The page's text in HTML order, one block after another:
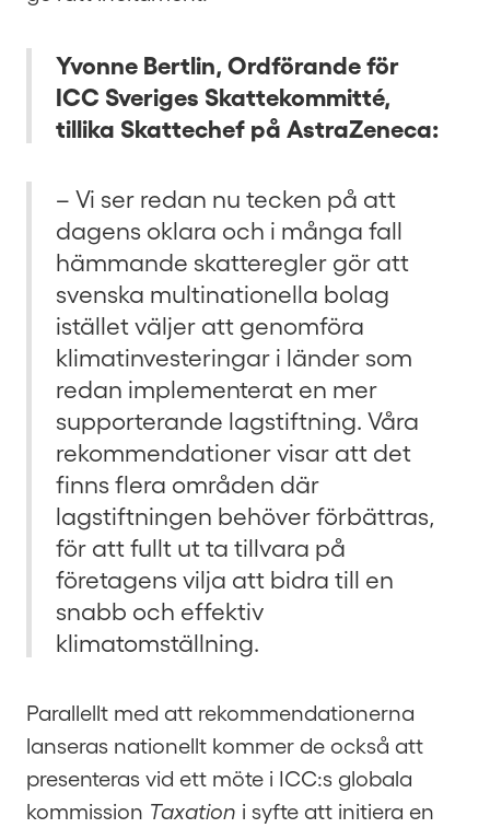
Yvonne Bertlin, Ordförande för
ICC Sveriges Skattekommitté,
tillika Skattechef på AstraZeneca:
– Vi ser redan nu tecken på att
dagens oklara och i många fall
hämmande skatteregler gör att
svenska multinationella bolag
istället väljer att genomföra
klimatinvesteringar i länder som
redan implementerat en mer
supporterande lagstiftning. Våra
rekommendationer visar att det
finns flera områden där
lagstiftningen behöver förbättras,
för att fullt ut ta tillvara på
företagens vilja att bidra till en
snabb och effektiv
klimatomställning.
Parallellt med att rekommendationerna
lanseras nationellt kommer de också att
presenteras vid ett möte i ICC:s globala
kommission Taxation i syfte att initiera en